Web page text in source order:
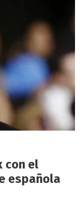
con el
española